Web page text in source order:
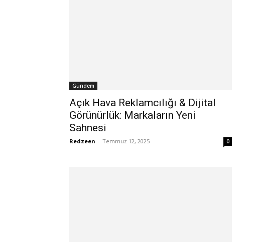
Gündem
Açık Hava Reklamcılığı & Dijital
Görünürlük: Markaların Yeni
Sahnesi
Redzeen - Temmuz 12, 2025 0